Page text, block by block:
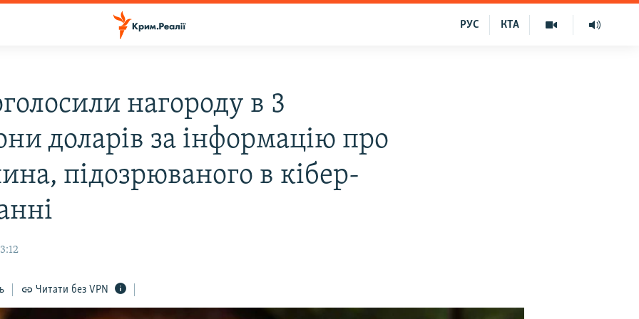
КТА
РУС
нагороду в 3
доларів за інформацію про
підозрюваного в кібер-
Читати без VPN